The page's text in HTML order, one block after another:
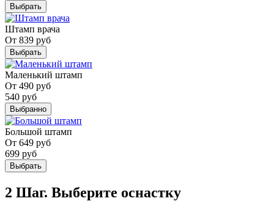
Выбрать
Штамп врача
От 839 руб
Выбрать
Маленький штамп
От 490 руб
540 руб
Выбранно
Большой штамп
От 649 руб
699 руб
Выбрать
2 Шаг. Выберите оснастку